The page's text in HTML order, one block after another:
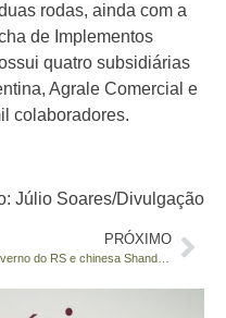
rodas, ainda com a
de Implementos
quatro subsidiárias
Agrale Comercial e
colaboradores.
Júlio Soares/Divulgação
PRÓXIMO
Governo do RS e chinesa Shandong Wuzheng negociam fábrica de tratores